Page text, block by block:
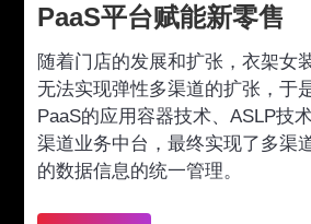
PaaS平台赋能新零售
随着门店的发展和扩张，衣架女
无法实现弹性多渠道的扩张，于
PaaS的应用容器技术、ASLP技
渠道业务中台，最终实现了多渠
的数据信息的统一管理。